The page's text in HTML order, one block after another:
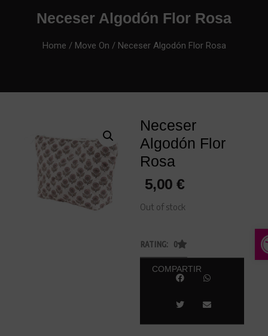
Neceser Algodón Flor Rosa
Home / Move On / Neceser Algodón Flor Rosa
Neceser
Algodón Flor
Rosa
5,00 €
Out of stock
RATING: 0
COMPARTIR